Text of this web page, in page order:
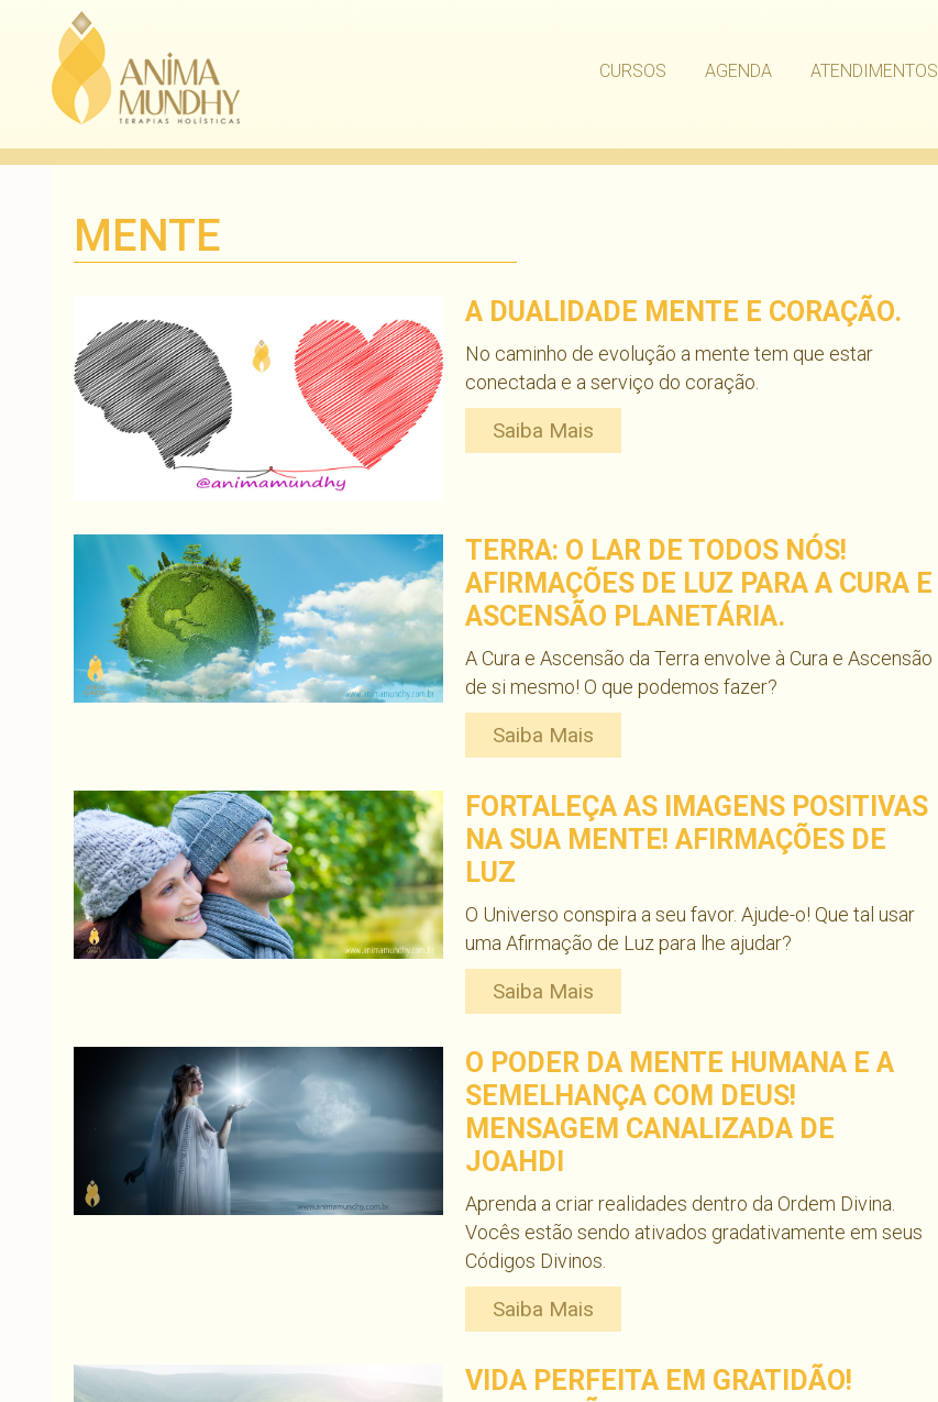
CURSOS AGENDA ATENDIMENTOS
MENTE
A DUALIDADE MENTE E CORAÇÃO.
No caminho de evolução a mente tem que estar
conectada e a serviço do coração.
Saiba Mais
TERRA: O LAR DE TODOS NÓS!
AFIRMAÇÕES DE LUZ PARA A CURA E
ASCENSÃO PLANETÁRIA.
A Cura e Ascensão da Terra envolve à Cura e Ascensão
de si mesmo! O que podemos fazer?
Saiba Mais
FORTALEÇA AS IMAGENS POSITIVAS
NA SUA MENTE! AFIRMAÇÕES DE
LUZ
O Universo conspira a seu favor. Ajude-o! Que tal usar
uma Afirmação de Luz para lhe ajudar?
Saiba Mais
O PODER DA MENTE HUMANA E A
SEMELHANÇA COM DEUS!
MENSAGEM CANALIZADA DE
JOAHDI
Aprenda a criar realidades dentro da Ordem Divina.
Vocês estão sendo ativados gradativamente em seus
Códigos Divinos.
Saiba Mais
VIDA PERFEITA EM GRATIDÃO!